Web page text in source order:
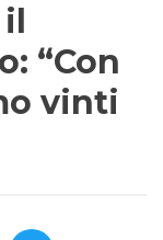
“Con
vinti